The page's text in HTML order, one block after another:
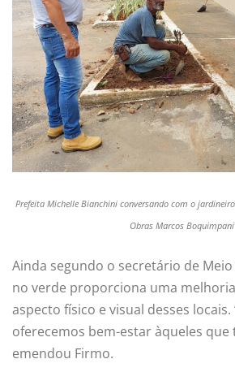
Prefeita Michelle Bianchini conversando com o
Obras Marcos Boquimpani
Ainda segundo o secretário de
no verde proporciona uma
aspecto físico e visual desses locais.
oferecemos bem-estar àqueles que
emendou Firmo.